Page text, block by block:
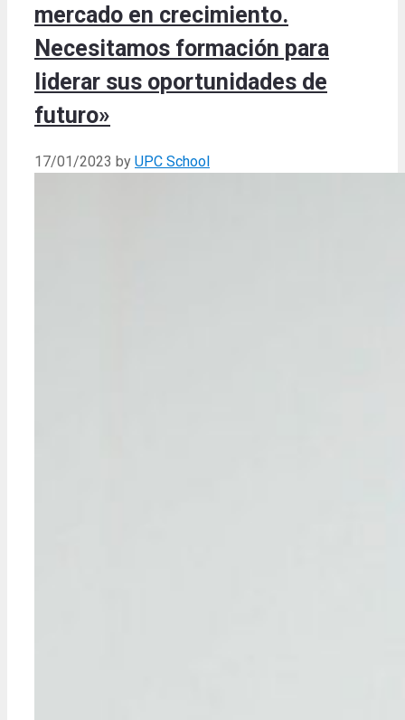
mercado en crecimiento.
Necesitamos formación para
liderar sus oportunidades de
futuro»
17/01/2023 by UPC School